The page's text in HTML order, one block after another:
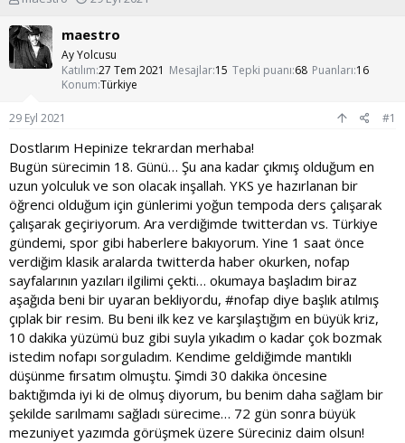
n
u
y
a
ş
l
t
a
n
ş
l
a
n
t
a
r
h
i
maestro
Ay Yolcusu
Katılım 27 Tem 2021 Mesajlar 15 Tepki puanı 68 Puanları 16
Konum Türkiye
29 Eyl 2021 #1
Dostlarım Hepinize tekrardan merhaba!
Bugün sürecimin 18. Günü… Şu ana kadar çıkmış olduğum en
uzun yolculuk ve son olacak inşallah. YKS ye hazırlanan bir
öğrenci olduğum için günlerimi yoğun tempoda ders çalışarak
çalışarak geçiriyorum. Ara verdiğimde twitterdan vs. Türkiye
gündemi, spor gibi haberlere bakıyorum. Yine 1 saat önce
verdiğim klasik aralarda twitterda haber okurken, nofap
sayfalarının yazıları ilgilimi çekti… okumaya başladım biraz
aşağıda beni bir uyaran bekliyordu, #nofap diye başlık atılmış
çıplak bir resim. Bu beni ilk kez ve karşılaştığım en büyük kriz,
10 dakika yüzümü buz gibi suyla yıkadım o kadar çok bozmak
istedim nofapı sorguladım. Kendime geldiğimde mantıklı
düşünme fırsatım olmuştu. Şimdi 30 dakika öncesine
baktığımda iyi ki de olmuş diyorum, bu benim daha sağlam bir
şekilde sarılmamı sağladı sürecime… 72 gün sonra büyük
mezuniyet yazımda görüşmek üzere Süreciniz daim olsun!